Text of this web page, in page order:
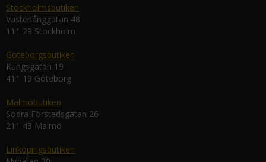
Stockholmsbutiken
Västerlånggatan 48
111 29 Stockholm
Göteborgsbutiken
Kungsgatan 19
411 19 Göteborg
Malmöbutiken
Södra Förstadsgatan 26
211 43 Malmö
Linköpingsbutiken